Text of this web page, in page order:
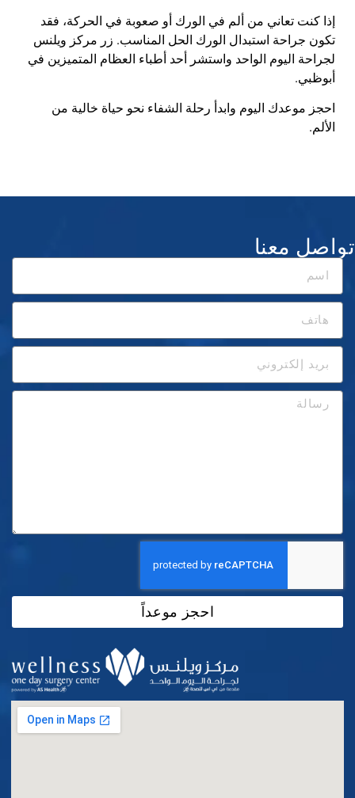
إذا كنت تعاني من ألم في الورك أو صعوبة في الحركة، فقد
تكون جراحة استبدال الورك الحل المناسب. زر مركز ويلنس
لجراحة اليوم الواحد واستشر أحد أطباء العظام المتميزين في
أبوظبي.
احجز موعدك اليوم وابدأ رحلة الشفاء نحو حياة خالية من
الألم.
تواصل معنا
احجز موعداً